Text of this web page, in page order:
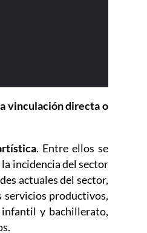
vinculación directa o
. Entre ellos se
incidencia del sector
actuales del sector,
servicios productivos,
infantil y bachillerato,